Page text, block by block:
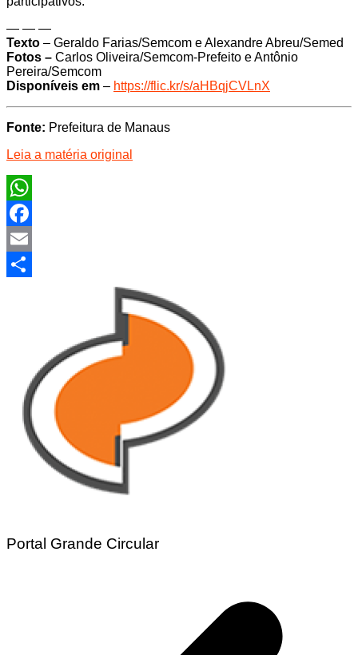
— — —
Texto – Geraldo Farias/Semcom e Alexandre Abreu/Semed
Fotos – Carlos Oliveira/Semcom-Prefeito e Antônio
Pereira/Semcom
Disponíveis em – https://flic.kr/s/aHBqjCVLnX
Fonte: Prefeitura de Manaus
Leia a matéria original
WhatsApp
Facebook
Email
Portal Grande Circular